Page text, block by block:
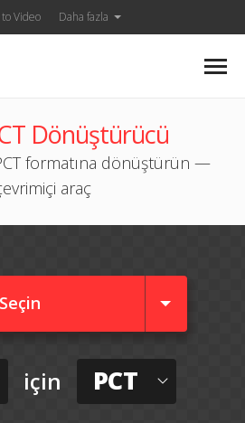
Video Daha fazla
Dönüştürücü
formatına dönüştürün —
araç
için PCT